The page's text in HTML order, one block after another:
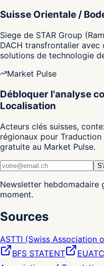
Suisse Orientale /
Siege de STAR Group
DACH transfrontalier
solutions de technologie
Market Pulse
Débloquer l'analyse
Localisation
Acteurs clés suisses,
régionaux pour
gratuite au Market Pulse.
Newsletter hebdomadaire
moment.
Sources
ASTTI (Swiss Association
BFS STATENT